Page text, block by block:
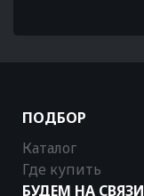
ПОДБОР
Каталог
Где купить
БУДЕМ НА СВЯЗИ